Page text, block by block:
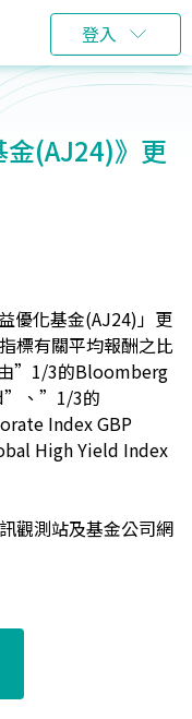
登入
(AJ24)》更
優化基金(AJ24)」更
標有關平均報酬之比
” 1/3的Bloomberg
” 、 ” 1/3的
Index GBP
High Yield Index
觀測站及基金公司網